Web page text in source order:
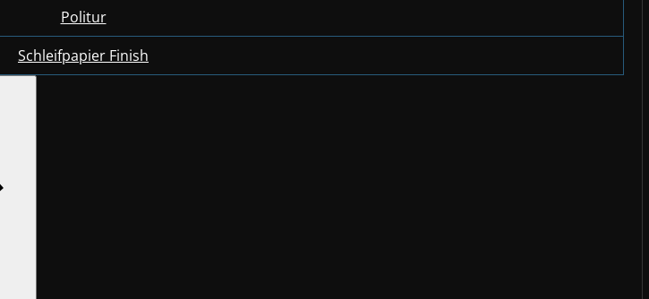
Politur
Schleifpapier Finish